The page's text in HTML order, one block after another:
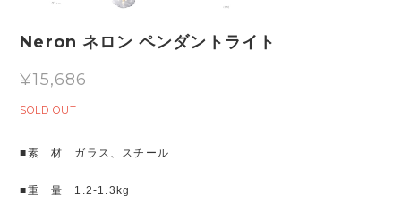
Neron ネロン ペンダントライト
¥15,686
SOLD OUT
■素 材 ガラス、スチール
■重 量 1.2-1.3kg